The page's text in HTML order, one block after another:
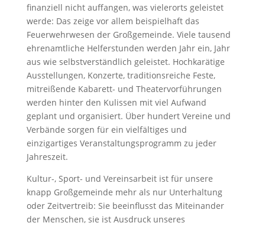
finanziell nicht auffangen, was vielerorts geleistet
werde: Das zeige vor allem beispielhaft das
Feuerwehrwesen der Großgemeinde. Viele tausend
ehrenamtliche Helferstunden werden Jahr ein, Jahr
aus wie selbstverständlich geleistet. Hochkarätige
Ausstellungen, Konzerte, traditionsreiche Feste,
mitreißende Kabarett- und Theatervorführungen
werden hinter den Kulissen mit viel Aufwand
geplant und organisiert. Über hundert Vereine und
Verbände sorgen für ein vielfältiges und
einzigartiges Veranstaltungsprogramm zu jeder
Jahreszeit.
Kultur-, Sport- und Vereinsarbeit ist für unsere
knapp Großgemeinde mehr als nur Unterhaltung
oder Zeitvertreib: Sie beeinflusst das Miteinander
der Menschen, sie ist Ausdruck unseres